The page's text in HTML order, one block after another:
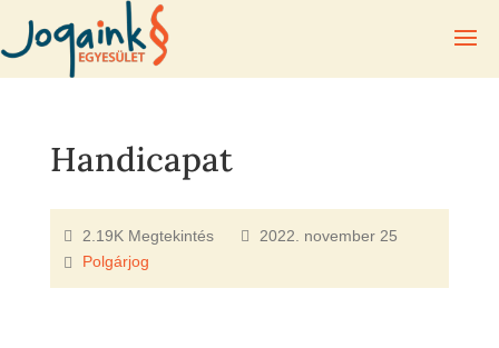
Handicapat
2.19K Megtekintés
2022. november 25
Polgárjog